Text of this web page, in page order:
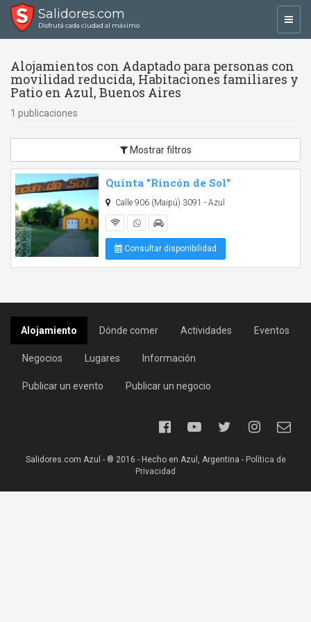
Salidores.com
Disfrutá cada ciudad al máximo
Alojamientos con Adaptado para personas con
movilidad reducida, Habitaciones familiares y
Patio en Azul, Buenos Aires
1 publicaciones
Mostrar filtros
Quinta "Rincón de Sol"
Calle 906 (Maipú) 3091 - Azul
Consultar disponibilidad
Alojamiento Dónde comer Actividades Eventos
Negocios Lugares Información
Publicar un evento Publicar un negocio
Salidores.com Azul - ® 2016 - Hecho en Azul, Argentina - Política de
Privacidad